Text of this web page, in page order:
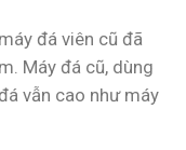
đá viên cũ đã
Máy đá cũ, dùng
vẫn cao như máy